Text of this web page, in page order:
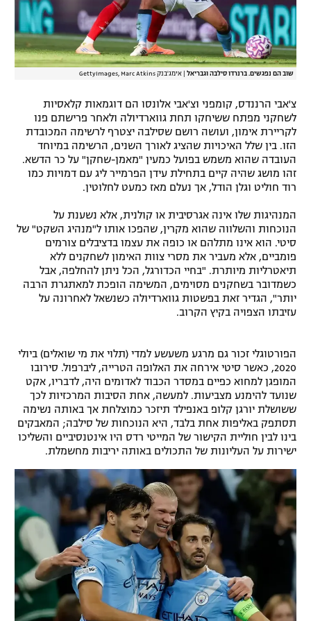
שוב הם נפגשים. ברנרדו סילבה וגבריאל אימג'בנק GettyImages, Marc Atkins
צ'אבי הרננדס, קומפני וצ'אבי אלונסו הם דוגמאות קלאסיות
לשחקני מפתח ששיחקו תחת גווארדיולה ולאחר פרישתם פנו
לקריירת אימון, ועושה רושם שסילבה יצטרף לרשימה המכובדת
הזו. בין שלל האיכויות שהציג לאורך השנים, הרשימה במיוחד
העובדה שהוא משמש בפועל כמעין "מאמן-שחקן" על כר הדשא.
זהו מושג שהיה קיים בתחילת עידן הפרמייר ליג עם דמויות כמו
רוד חוליט וגלן הודל, אך נעלם מאז כמעט לחלוטין.
המנהיגות שלו אינה אגרסיבית או קולנית, אלא נשענת על
הנוכחות והשלווה שהוא מקרין, שהפכו אותו ל"מנהיג השקט" של
סיטי. הוא אינו מתלהם או כופה את עצמו בדציבלים צורמים
פומביים, אלא מעביר את מסרי צוות האימון לשחקנים ללא
תיאטרליות מיותרת. "בחיי הכדורגל, הכל ניתן להחלפה, אבל
כשמדובר בשחקנים מסוימים, המשימה הופכת למאתגרת הרבה
יותר", הגדיר זאת בפשטות גווארדיולה כשנשאל לאחרונה על
עזיבתו הצפויה בקיץ הקרוב.
הפורטוגלי זכור גם מרגע משעשע למדי (תלוי את מי שואלים) ביולי
2020, כאשר סיטי אירחה את האלופה הטרייה, ליברפול. סירובו
המופגן למחוא כפיים במסדר הכבוד לאדומים היה, לדבריו, אקט
שנועד להימנע מצביעות. למעשה, אחת הסיבות המרכזיות לכך
ששושלת יורגן קלופ באנפילד תיזכר כמוצלחת אך באותה נשימה
תסתפק באליפות אחת בלבד, היא הנוכחות של סילבה; המאבקים
בינו לבין חוליית הקישור של המייטי רדס היו אינטנסיביים והשליכו
ישירות על העליונות של התכולים באותה יריבות מחשמלת.